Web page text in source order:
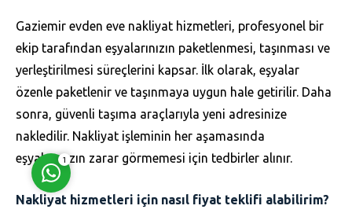
Gaziemir evden eve nakliyat hizmetleri, profesyonel bir
ekip tarafından eşyalarınızın paketlenmesi, taşınması ve
yerleştirilmesi süreçlerini kapsar. İlk olarak, eşyalar
özenle paketlenir ve taşınmaya uygun hale getirilir. Daha
sonra, güvenli taşıma araçlarıyla yeni adresinize
nakledilir. Nakliyat işleminin her aşamasında
eşyalarınızın zarar görmemesi için tedbirler alınır.
Nakliyat hizmetleri için nasıl fiyat teklifi alabilirim?
Cevap Yaz
1